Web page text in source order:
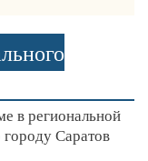
в региональной
Саратов